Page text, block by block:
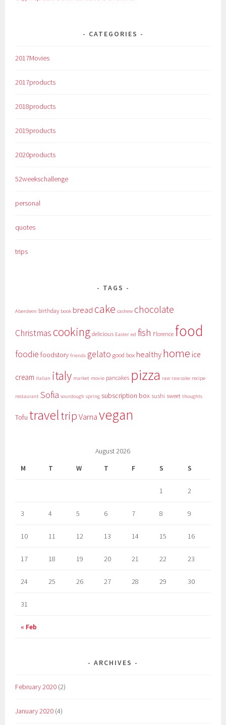
CATEGORIES
2017Movies
2017products
2018products
2019products
2020products
52weekschallenge
personal
quotes
trips
TAGS
Aberdeen birthday book bread cake cashew chocolate
Christmas cooking delicious Easter ed fish Florence food
foodie foodstory friends gelato good box healthyhome ice
cream italian italy market movie pancakes pizza raw raw cake recipe
restaurant Sofia sourdough spring subscription box sushi sweet thoughts
Tofu traveltrip Varna vegan
August 2026
M
T W T F S S
« Feb
1 2
3 4 5 6 7 8 9
10 11 12 13 14 15 16
17 18 19 20 21 22 23
24 25 26 27 28 29 30
31
ARCHIVES
February 2020 (2)
January 2020 (4)